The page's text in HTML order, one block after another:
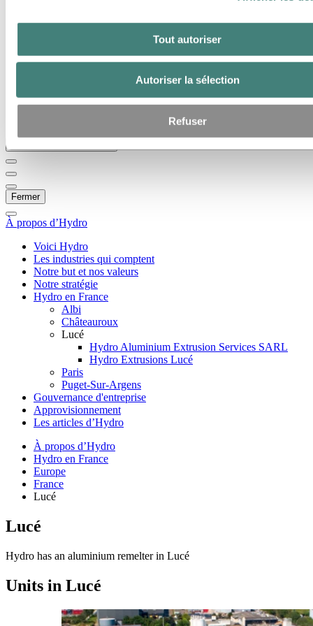
Tout autoriser
Autoriser la sélection
Refuser
Notre but et nos valeurs
Approvisionnement
Fermer
À propos d’Hydro
Voici Hydro
Les industries qui comptent
Notre but et nos valeurs
Notre stratégie
Hydro en France
Albi
Châteauroux
Lucé
Hydro Aluminium Extrusion Services SARL
Hydro Extrusions Lucé
Paris
Puget-Sur-Argens
Gouvernance d'entreprise
Approvisionnement
Les articles d’Hydro
À propos d’Hydro
Hydro en France
Europe
France
Lucé
Lucé
Hydro has an aluminium remelter in Lucé
Units in Lucé